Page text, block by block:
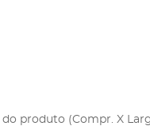
produto (Compr. X